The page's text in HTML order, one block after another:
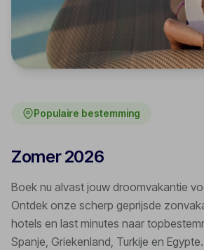
Populaire bestemming
Zomer 2026
Boek nu alvast jouw droomvakantie
Ontdek onze scherp geprijsde
hotels en last minutes naar
Spanje, Griekenland, Turkije en